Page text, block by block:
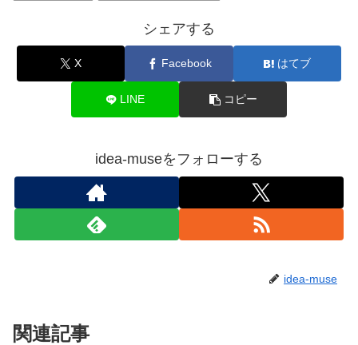
シェアする
X Facebook はてブ
LINE コピー
idea-museをフォローする
idea-muse
関連記事